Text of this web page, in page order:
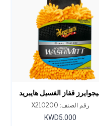
قفاز الغسيل هايبريد
واشرقم الصنف: X210200
KWD5.000